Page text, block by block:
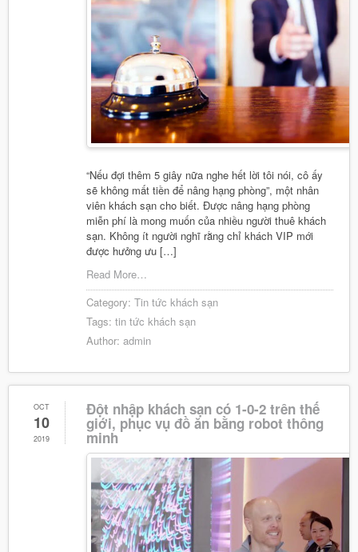
“Nếu đợi thêm 5 giây nữa nghe hết lời tôi nói, cô ấy
sẽ không mất tiền để nâng hạng phòng”, một nhân
viên khách sạn cho biết. Được nâng hạng phòng
miễn phí là mong muốn của nhiều người thuê khách
sạn. Không ít người nghĩ rằng chỉ khách VIP mới
được hưởng ưu […]
Read More…
Category:Tin tức khách sạn
Tags:tin tức khách sạn
Author:admin
OCT
10
2019
Đột nhập khách sạn có 1-0-2 trên thế
giới, phục vụ đồ ăn bằng robot thông
minh